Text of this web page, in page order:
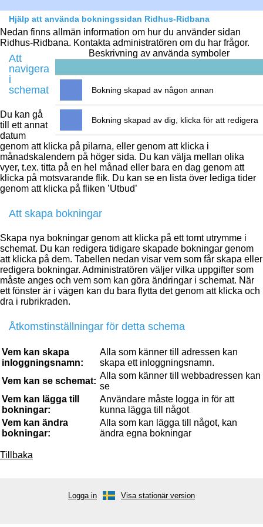
Hjälp att använda bokningssidan Ridhus-Ridbana
Nedan finns allmän information om hur du använder sidan
Ridhus-Ridbana. Kontakta administratören om du har frågor.
Beskrivning av använda symboler
Bokning skapad av någon annan
Bokning skapad av dig, klicka för att redigera
Att
navigera
i
schemat
Du kan gå
till ett annat
datum
genom att klicka på pilarna, eller genom att klicka i
månadskalendern på höger sida. Du kan välja mellan olika
vyer, t.ex. titta på en hel månad eller bara en dag genom att
klicka på motsvarande flik. Du kan se en lista över lediga tider
genom att klicka på fliken ’Utbud’
Att skapa bokningar
Skapa nya bokningar genom att klicka på ett tomt utrymme i
schemat. Du kan redigera tidigare skapade bokningar genom
att klicka på dem. Tabellen nedan visar vem som får skapa eller
redigera bokningar. Administratören väljer vilka uppgifter som
måste anges och vem som kan göra ändringar i schemat. När
ett fönster är i vägen kan du bara flytta det genom att klicka och
dra i rubrikraden.
Åtkomstinställningar för detta schema
Vem kan skapa
inloggningsnamn:
Alla som känner till adressen kan
skapa ett inloggningsnamn.
Vem kan se schemat:
Alla som känner till webbadressen kan
se
Vem kan lägga till
bokningar:
Användare måste logga in för att
kunna lägga till något
Vem kan ändra
bokningar:
Alla som kan lägga till något, kan
ändra egna bokningar
Tillbaka
Logga in Visa stationär version